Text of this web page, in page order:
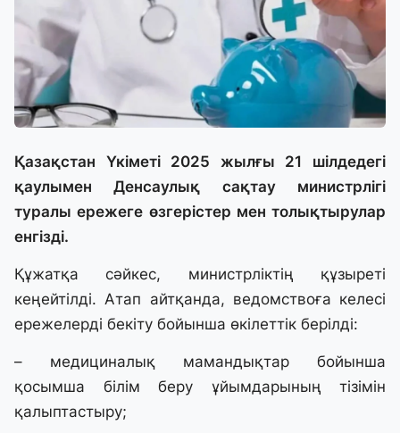
Қазақстан Үкіметі 2025 жылғы 21 шілдедегі
қаулымен Денсаулық сақтау министрлігі
туралы ережеге өзгерістер мен толықтырулар
енгізді.
Құжатқа сәйкес, министрліктің құзыреті
кеңейтілді. Атап айтқанда, ведомствоға келесі
ережелерді бекіту бойынша өкілеттік берілді:
– медициналық мамандықтар бойынша
қосымша білім беру ұйымдарының тізімін
қалыптастыру;